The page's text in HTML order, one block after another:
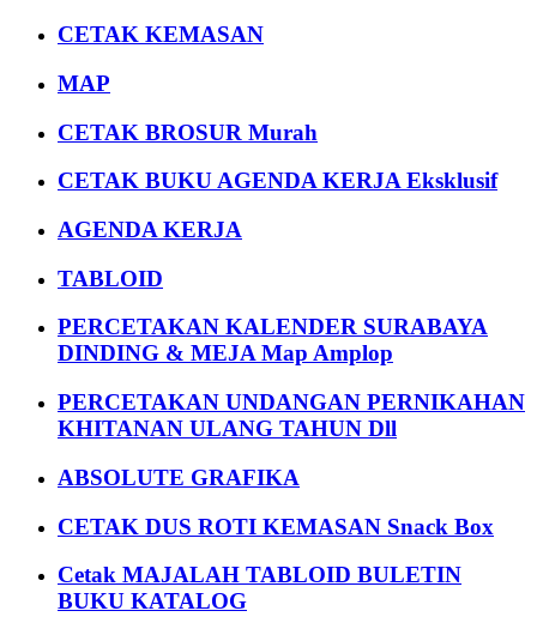
CETAK KEMASAN
MAP
CETAK BROSUR Murah
CETAK BUKU AGENDA KERJA Eksklusif
AGENDA KERJA
TABLOID
PERCETAKAN KALENDER SURABAYA
DINDING & MEJA Map Amplop
PERCETAKAN UNDANGAN PERNIKAHAN
KHITANAN ULANG TAHUN Dll
ABSOLUTE GRAFIKA
CETAK DUS ROTI KEMASAN Snack Box
Cetak MAJALAH TABLOID BULETIN
BUKU KATALOG